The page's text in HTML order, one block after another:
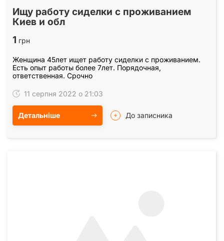
Ищу работу сиделки с проживанием
Киев и обл
1 грн
Женщина 45лет ищет работу сиделки с проживанием.
Есть опыт работы более 7лет. Порядочная,
ответственная. Срочно
11 серпня 2022 о 21:03
Детальніше До записника